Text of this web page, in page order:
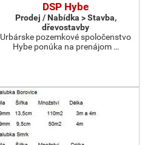
DSP Hybe
Prodej / Nabídka > Stavba,
dřevostavby
Urbárske pozemkové spoločenstvo
Hybe ponúka na prenájom …